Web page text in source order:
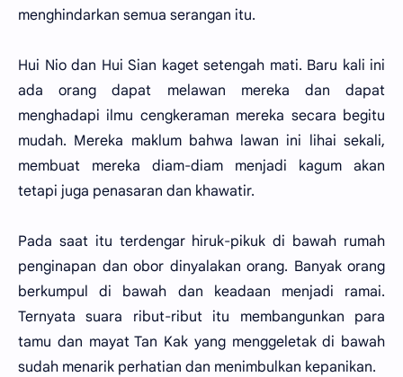
menghindarkan semua serangan itu.
Hui Nio dan Hui Sian kaget setengah mati. Baru kali ini
ada orang dapat melawan mereka dan dapat
menghadapi ilmu cengkeraman mereka secara begitu
mudah. Mereka maklum bahwa lawan ini lihai sekali,
membuat mereka diam-diam menjadi kagum akan
tetapi juga penasaran dan khawatir.
Pada saat itu terdengar hiruk-pikuk di bawah rumah
penginapan dan obor dinyalakan orang. Banyak orang
berkumpul di bawah dan keadaan menjadi ramai.
Ternyata suara ribut-ribut itu membangunkan para
tamu dan mayat Tan Kak yang menggeletak di bawah
sudah menarik perhatian dan menimbulkan kepanikan.